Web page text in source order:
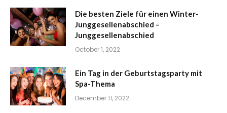
Die besten Ziele für einen Winter-
Junggesellenabschied –
Junggesellenabschied
October 1, 2022
Ein Tag in der Geburtstagsparty mit
Spa-Thema
December 11, 2022